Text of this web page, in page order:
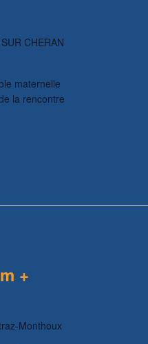
CHERAN
maternelle
la rencontre
+
Monthoux